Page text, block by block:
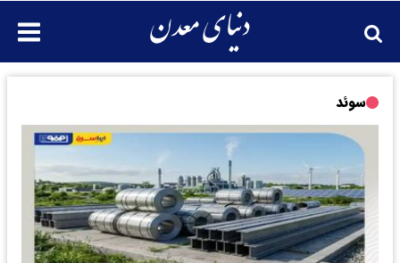
سوئد